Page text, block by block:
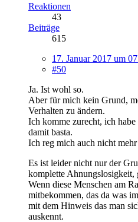
Reaktionen
43
Beiträge
615
17. Januar 2017 um
#50
Ja. Ist wohl so.
Aber für mich kein Grund,
Verhalten zu ändern.
Ich komme zurecht, ich
damit basta.
Ich reg mich auch nicht
Es ist leider nicht nur der
komplette Ahnungslosigkeit,
Wenn diese Menschen am
mitbekommen, das da was
mit dem Hinweis das man
auskennt.